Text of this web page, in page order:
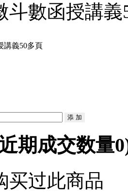
斗數函授講義
講義50多頁
期成交数量0
买过此商品